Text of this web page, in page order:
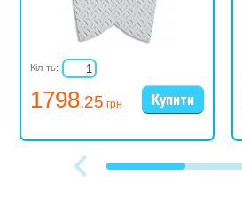
1798.25 грн
Кіл-ть: